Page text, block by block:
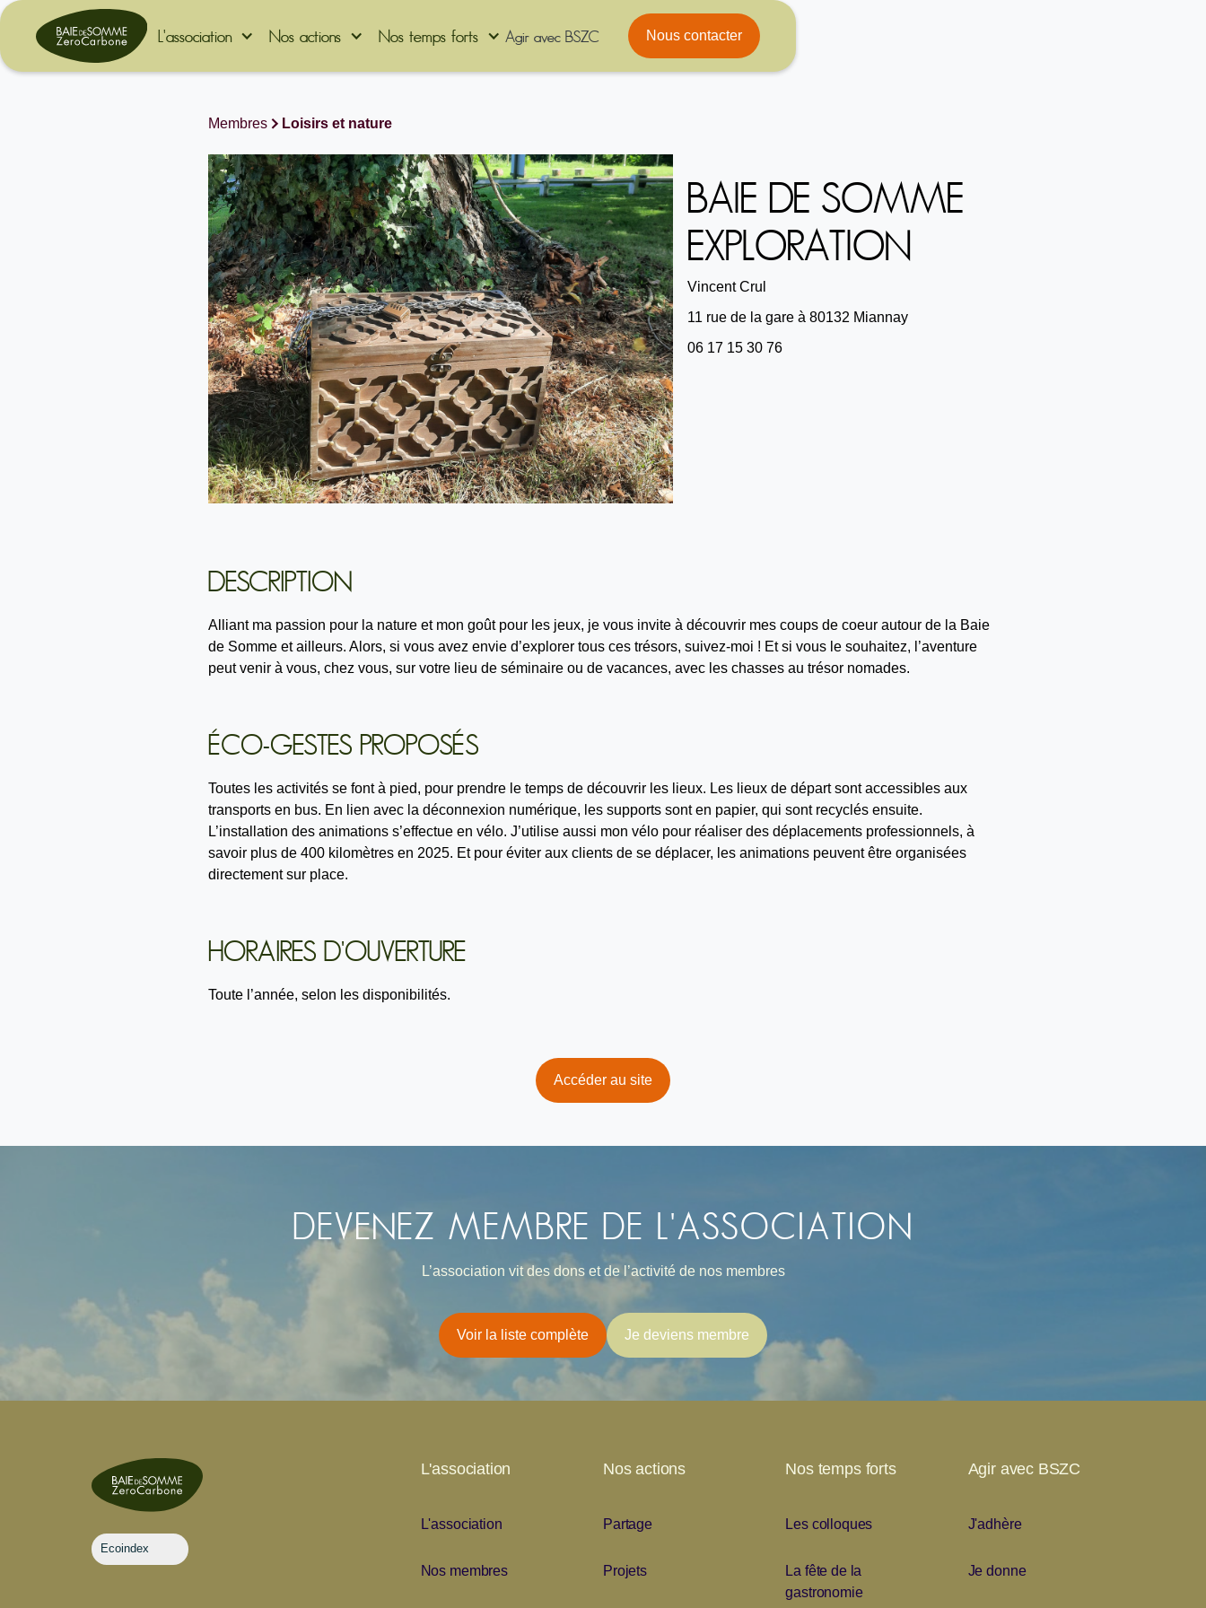
L'association Nos actions Nos temps forts Agir avec BSZC Nous contacter
Membres Loisirs et nature
BAIE DE SOMME
EXPLORATION
Vincent Crul
11 rue de la gare à 80132 Miannay
06 17 15 30 76
DESCRIPTION
Alliant ma passion pour la nature et mon goût pour les jeux, je vous invite à découvrir mes coups de coeur autour de la Baie
de Somme et ailleurs. Alors, si vous avez envie d’explorer tous ces trésors, suivez-moi ! Et si vous le souhaitez, l’aventure
peut venir à vous, chez vous, sur votre lieu de séminaire ou de vacances, avec les chasses au trésor nomades.
ÉCO-GESTES PROPOSÉS
Toutes les activités se font à pied, pour prendre le temps de découvrir les lieux. Les lieux de départ sont accessibles aux
transports en bus. En lien avec la déconnexion numérique, les supports sont en papier, qui sont recyclés ensuite.
L’installation des animations s’effectue en vélo. J’utilise aussi mon vélo pour réaliser des déplacements professionnels, à
savoir plus de 400 kilomètres en 2025. Et pour éviter aux clients de se déplacer, les animations peuvent être organisées
directement sur place.
HORAIRES D'OUVERTURE
Toute l’année, selon les disponibilités.
Accéder au site
DEVENEZ MEMBRE DE L'ASSOCIATION
L’association vit des dons et de l’activité de nos membres
Voir la liste complète Je deviens membre
Ecoindex
L'association
L'association
Nos membres
Nos actions
Partage
Projets
Nos temps forts
Les colloques
La fête de la
gastronomie
Agir avec BSZC
J'adhère
Je donne